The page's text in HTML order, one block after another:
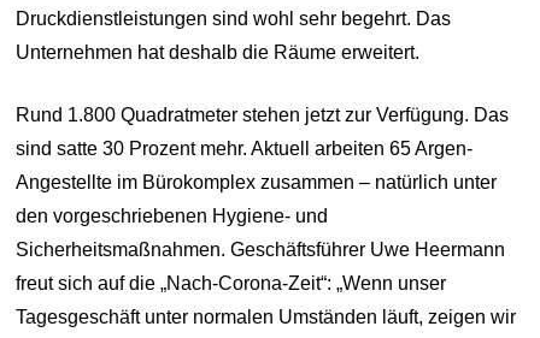
Druckdienstleistungen sind wohl sehr begehrt. Das
Unternehmen hat deshalb die Räume erweitert.
Rund 1.800 Quadratmeter stehen jetzt zur Verfügung. Das
sind satte 30 Prozent mehr. Aktuell arbeiten 65 Argen-
Angestellte im Bürokomplex zusammen – natürlich unter
den vorgeschriebenen Hygiene- und
Sicherheitsmaßnahmen. Geschäftsführer Uwe Heermann
freut sich auf die „Nach-Corona-Zeit“: „Wenn unser
Tagesgeschäft unter normalen Umständen läuft, zeigen wir